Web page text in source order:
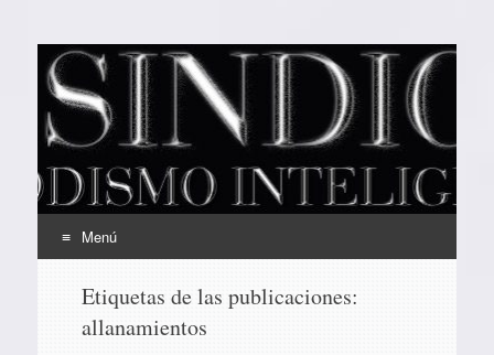
EL SINDICAL
Periodismo Inteligente
Menú
contenido
Etiquetas de las publicaciones:
allanamientos